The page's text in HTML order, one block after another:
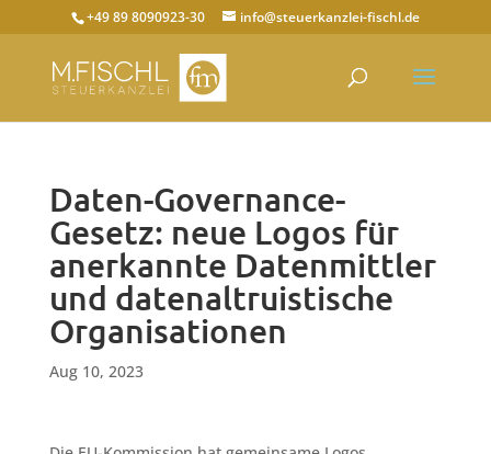
+49 89 8090923-30 info@steuerkanzlei-fischl.de
Daten-Governance-
Gesetz: neue Logos für
anerkannte Datenmittler
und datenaltruistische
Organisationen
Aug 10, 2023